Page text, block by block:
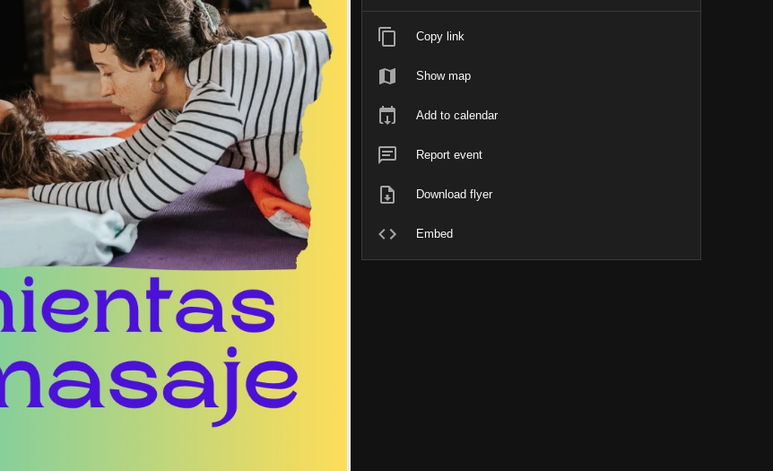
Copy link
Show map
Add to calendar
Report event
Download flyer
Embed